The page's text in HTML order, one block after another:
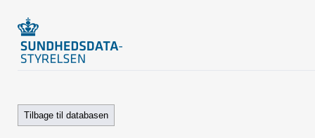
Tilbage til databasen